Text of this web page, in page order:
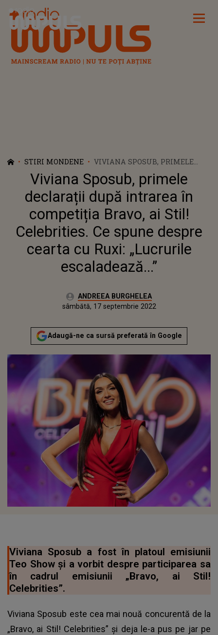
Radio Impuls
STIRI MONDENE
VIVIANA SPOSUB, PRIMELE
DECLARAȚII DUPĂ INTRAREA
ÎN COMPETIȚIA BRAVO, AI STIL!
CELEBRITIES. CE SPUNE DESPRE
CEARTA CU RUXI: „LUCRURILE
ESCALADEAZĂ...”
Viviana Sposub, primele
declarații după intrarea în
competiția Bravo, ai Stil!
Celebrities. Ce spune despre
cearta cu Ruxi: „Lucrurile
escaladează...”
Autor:ANDREEA BURGHELEA
vineri, 17 septembrie 2021
Actualizat:
sâmbătă, 17 septembrie 2022
Adaugă-ne ca sursă preferată în Google
Viviana Sposub a fost în platoul emisiunii
Teo Show și a vorbit despre participarea sa
în cadrul emisiunii „Bravo, ai Stil!
Celebrities”.
Viviana Sposub este cea mai nouă concurentă de la
„Bravo, ai Stil! Celebrities” și deja le-a pus pe jar pe